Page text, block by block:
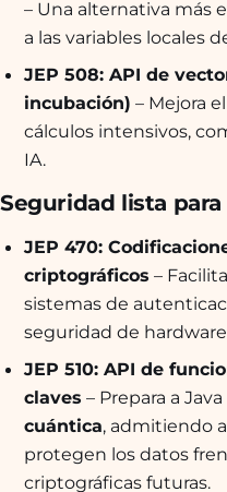
– Una alternativa más
a las variables locales
JEP 508: API de
incubación) – Mejora
cálculos intensivos,
IA.
Seguridad lista
JEP 470:
criptográficos –
sistemas de
seguridad de
JEP 510: API de
claves – Prepara a Java
cuántica, admitiendo
protegen los datos
criptográficas futuras.